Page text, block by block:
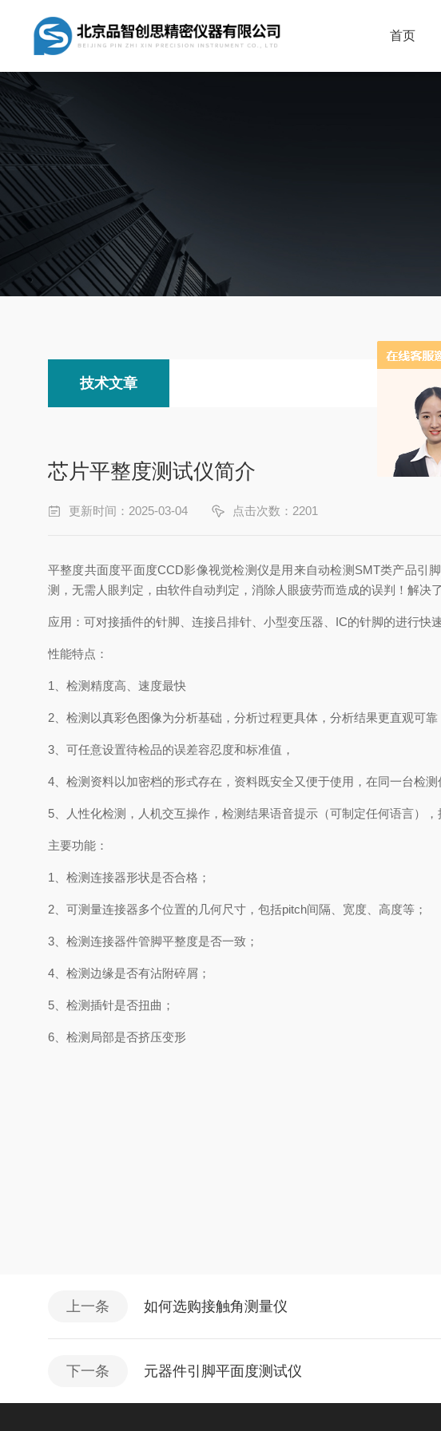
首页
技术文章
芯片平整度测试仪简介
更新时间：2025-03-04 点击次数：2201
平整度共面度平面度CCD影像视觉检测仪是用来自动检测SMT类产品引
测，无需人眼判定，由软件自动判定，消除人眼疲劳而造成的误判！解决
应用：可对接插件的针脚、连接吕排针、小型变压器、IC的针脚的进行
性能特点：
1、检测精度高、速度最快
2、检测以真彩色图像为分析基础，分析过程更具体，分析结果更直观可靠
3、可任意设置待检品的误差容忍度和标准值，
4、检测资料以加密档的形式存在，资料既安全又便于使用，在同一台检
5、人性化检测，人机交互操作，检测结果语音提示（可制定任何语言）
主要功能：
1、检测连接器形状是否合格；
2、可测量连接器多个位置的几何尺寸，包括pitch间隔、宽度、高度等；
3、检测连接器件管脚平整度是否一致；
4、检测边缘是否有沾附碎屑；
5、检测插针是否扭曲；
6、检测局部是否挤压变形
上一条 如何选购接触角测量仪
下一条 元器件引脚平面度测试仪